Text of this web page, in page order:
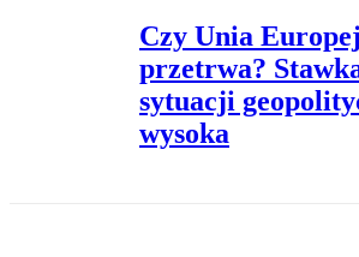
Czy Unia
przetrwa?
sytuacji
wysoka